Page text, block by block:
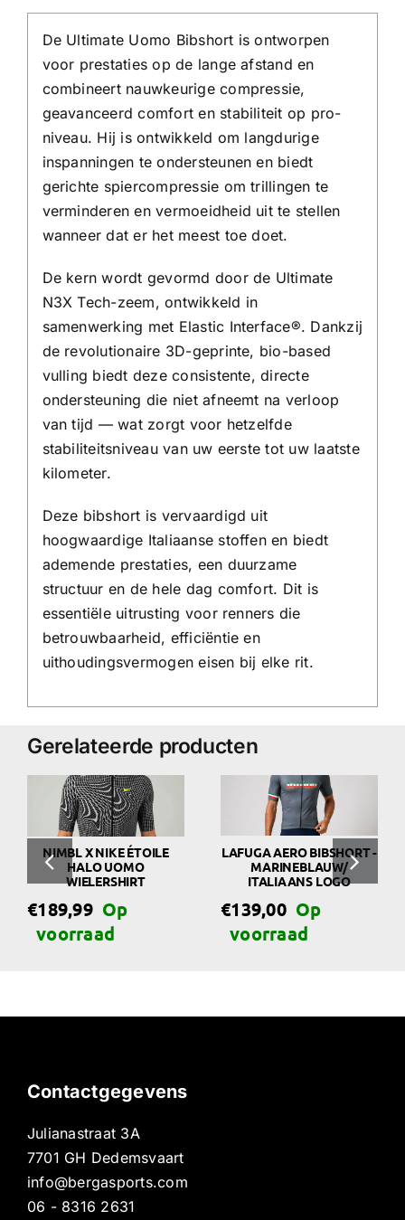
De Ultimate Uomo Bibshort is ontworpen
voor prestaties op de lange afstand en
combineert nauwkeurige compressie,
geavanceerd comfort en stabiliteit op pro-
niveau. Hij is ontwikkeld om langdurige
inspanningen te ondersteunen en biedt
gerichte spiercompressie om trillingen te
verminderen en vermoeidheid uit te stellen
wanneer dat er het meest toe doet.
De kern wordt gevormd door de Ultimate
N3X Tech-zeem, ontwikkeld in
samenwerking met Elastic Interface®. Dankzij
de revolutionaire 3D-geprinte, bio-based
vulling biedt deze consistente, directe
ondersteuning die niet afneemt na verloop
van tijd — wat zorgt voor hetzelfde
stabiliteitsniveau van uw eerste tot uw laatste
kilometer.
Deze bibshort is vervaardigd uit
hoogwaardige Italiaanse stoffen en biedt
ademende prestaties, een duurzame
structuur en de hele dag comfort. Dit is
essentiële uitrusting voor renners die
betrouwbaarheid, efficiëntie en
uithoudingsvermogen eisen bij elke rit.
Gerelateerde producten
NIMBL X NIKE ÉTOILE
HALO UOMO
WIELERSHIRT
€189,99
LAFUGA AERO BIBSHORT -
MARINEBLAUW/
ITALIAANS LOGO
€139,00
Contactgegevens
Julianastraat 3A
7701 GH Dedemsvaart
info@bergasports.com
06 - 8316 2631